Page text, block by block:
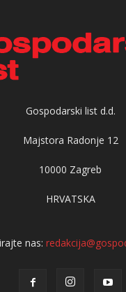
Gospodarski list d.d.
Majstora Radonje 12
10000 Zagreb
HRVATSKA
nas: